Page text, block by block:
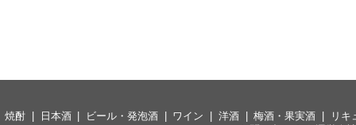
焼酎 日本酒 ビール・発泡酒 ワイン 洋酒 梅酒・果実酒
リキ